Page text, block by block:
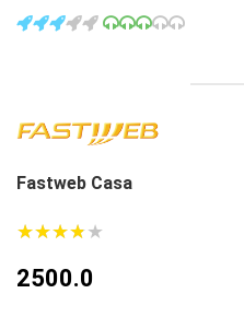
Fastweb Casa
★★★★★
★★★★★
2500.0